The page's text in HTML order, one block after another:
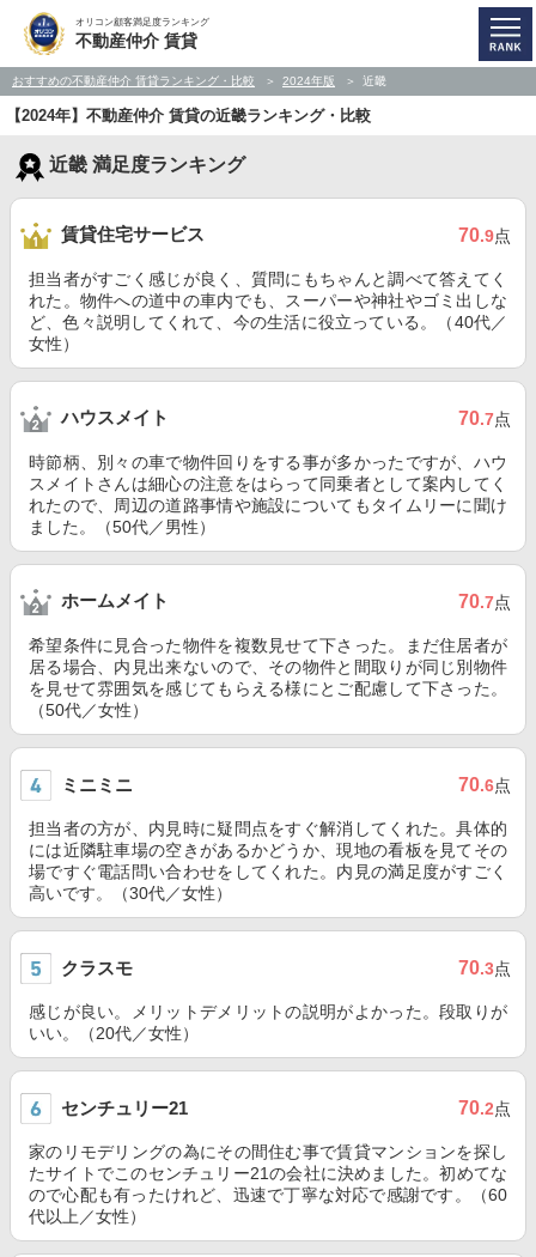
オリコン顧客満足度ランキング
不動産仲介 賃貸
おすすめの不動産仲介 賃貸ランキング・比較 2024年版 近畿
【2024年】不動産仲介 賃貸の近畿ランキング・比較
近畿 満足度ランキング
賃貸住宅サービス 70.9点
担当者がすごく感じが良く、質問にもちゃんと調べて答えてく
れた。物件への道中の車内でも、スーパーや神社やゴミ出しな
ど、色々説明してくれて、今の生活に役立っている。（40代／
女性）
ハウスメイト 70.7点
時節柄、別々の車で物件回りをする事が多かったですが、ハウ
スメイトさんは細心の注意をはらって同乗者として案内してく
れたので、周辺の道路事情や施設についてもタイムリーに聞け
ました。（50代／男性）
ホームメイト 70.7点
希望条件に見合った物件を複数見せて下さった。まだ住居者が
居る場合、内見出来ないので、その物件と間取りが同じ別物件
を見せて雰囲気を感じてもらえる様にとご配慮して下さった。
（50代／女性）
ミニミニ 70.6点
担当者の方が、内見時に疑問点をすぐ解消してくれた。具体的
には近隣駐車場の空きがあるかどうか、現地の看板を見てその
場ですぐ電話問い合わせをしてくれた。内見の満足度がすごく
高いです。（30代／女性）
クラスモ 70.3点
感じが良い。メリットデメリットの説明がよかった。段取りが
いい。（20代／女性）
センチュリー21 70.2点
家のリモデリングの為にその間住む事で賃貸マンションを探し
たサイトでこのセンチュリー21の会社に決めました。初めてな
ので心配も有ったけれど、迅速で丁寧な対応で感謝です。（60
代以上／女性）